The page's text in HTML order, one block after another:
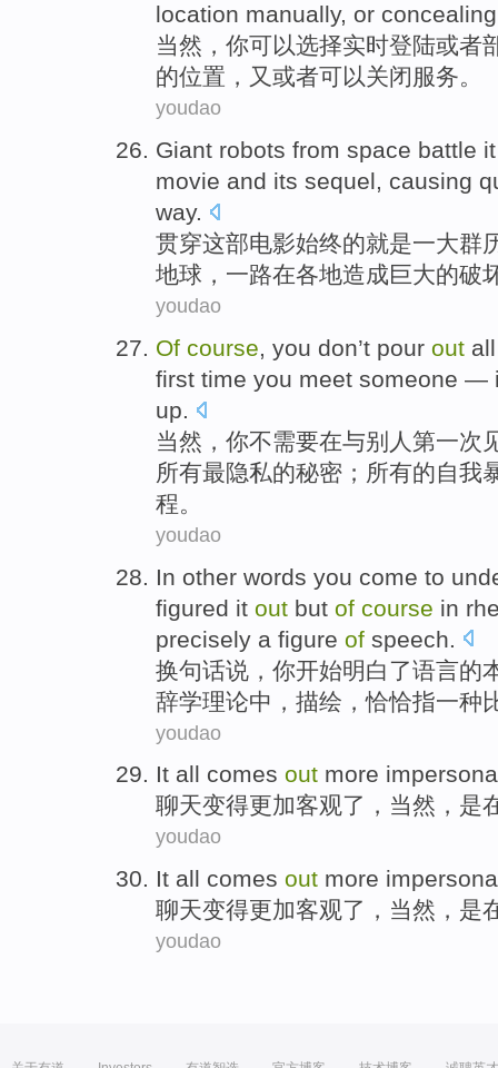
location manually, or concealing
当然 ， 你可以选择实时登陆或者
的位置 ，又或者可以关闭服务。
youdao
Giant robots from space battle
movie and its sequel, causing
way.
贯穿这部电影始终的就是一大群
地球，一路在各地造成巨大的破
youdao
Of course, you don’t pour out all
first time you meet someone —
up.
当然 ， 你不需要在与别人 第一次
所有最隐私的秘密；所有的自我
程。
youdao
In other words you come to
figured it out but of course in
precisely a figure of speech
换句话说， 你开始明白了语言的
辞学理论中， 描绘 ，恰恰指一种
youdao
It all comes out more
聊天变得更加客观了， 当然 ，是
youdao
It all comes out more
聊天变得更加客观了， 当然 ，是
youdao